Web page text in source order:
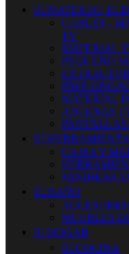
 MATERIAL
CABLES -
TV
MATERIAL
PEQUEÑO
MATERIAL
ANTENAS
 
CAJAS Y
 BAÑO
MUEBLES
 HOGAR
 COCINA